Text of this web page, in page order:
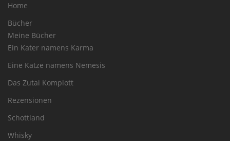
Home
Bücher
Meine Bücher
Ein Kater namens Karma
Eine Katze namens Nemesis
Das Zutai Komplott
Rezensionen
Schottland
Whisky